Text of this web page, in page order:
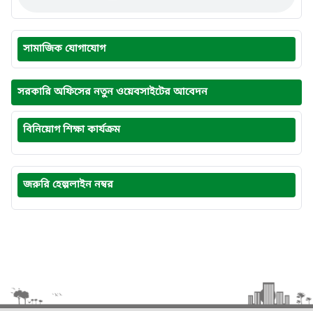
সামাজিক যোগাযোগ
সরকারি অফিসের নতুন ওয়েবসাইটের আবেদন
বিনিয়োগ শিক্ষা কার্যক্রম
জরুরি হেল্পলাইন নম্বর